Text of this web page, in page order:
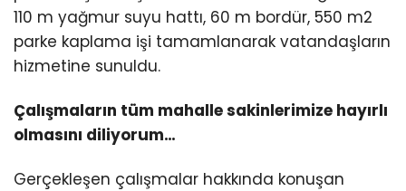
110 m yağmur suyu hattı, 60 m bordür, 550 m2
parke kaplama işi tamamlanarak vatandaşların
hizmetine sunuldu.
Çalışmaların tüm mahalle sakinlerimize hayırlı
olmasını diliyorum…
Gerçekleşen çalışmalar hakkında konuşan